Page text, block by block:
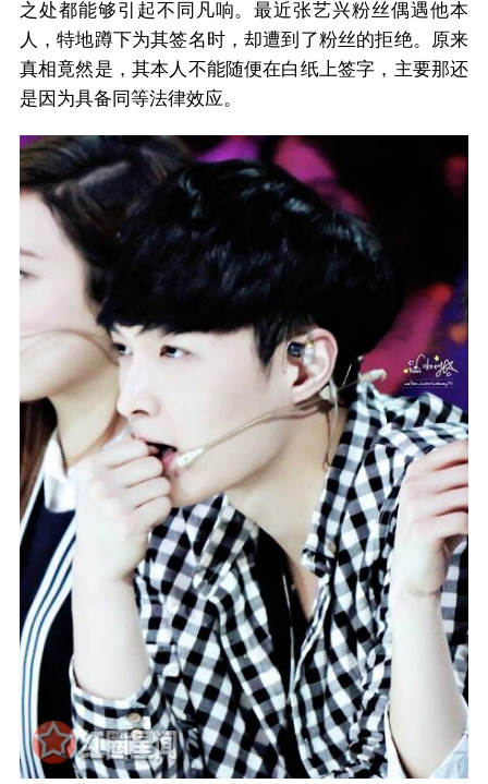
之处都能够引起不同凡响。最近张艺兴粉丝偶遇他本
人，特地蹲下为其签名时，却遭到了粉丝的拒绝。原来
真相竟然是，其本人不能随便在白纸上签字，主要那还
是因为具备同等法律效应。